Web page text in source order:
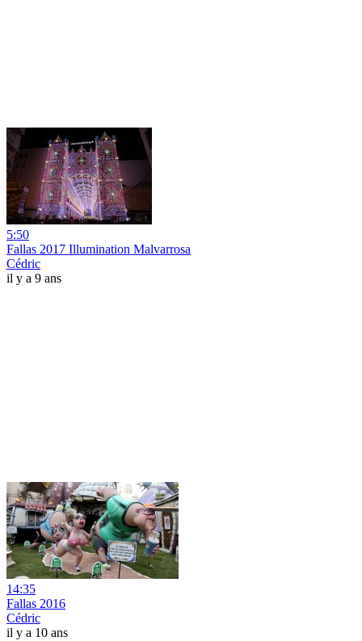
5:50
Fallas 2017 Illumination Malvarrosa
Cédric
il y a 9 ans
14:35
Fallas 2016
Cédric
il y a 10 ans